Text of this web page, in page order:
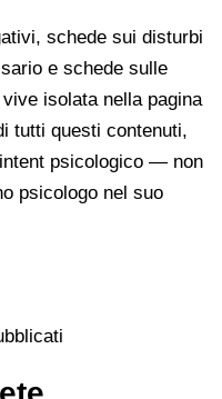
schede sui disturbi
e schede sulle
isolata nella pagina
tutti questi contenuti,
psicologico — non
psicologo nel suo